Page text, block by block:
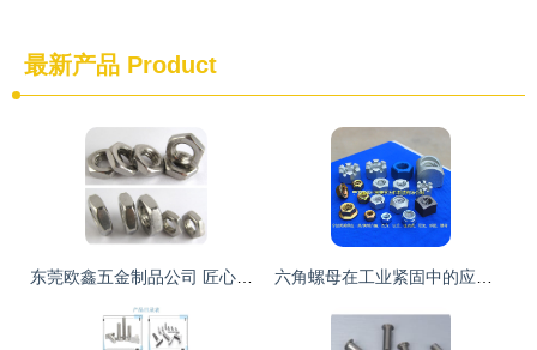
最新产品 Product